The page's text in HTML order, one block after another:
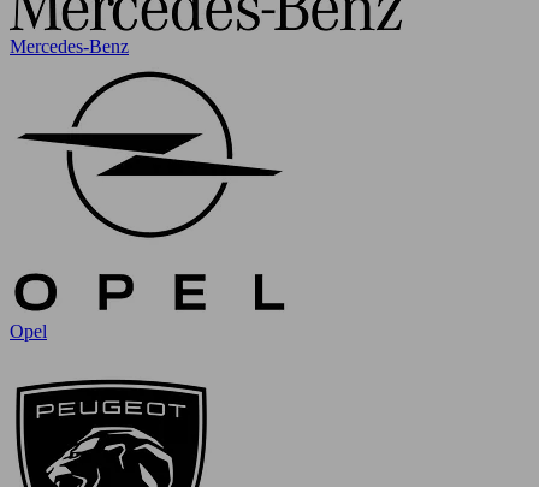
Mercedes-Benz
Opel